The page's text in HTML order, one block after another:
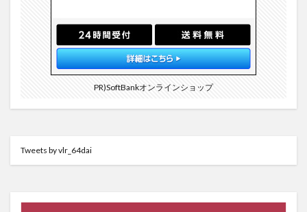
PR)SoftBankオンラインショップ
Tweets by vlr_64dai